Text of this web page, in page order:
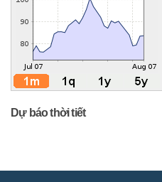
Dự báo thời tiết